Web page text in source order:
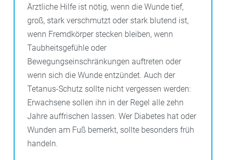
Ärztliche Hilfe ist nötig, wenn die Wunde tief,
groß, stark verschmutzt oder stark blutend ist,
wenn Fremdkörper stecken bleiben, wenn
Taubheitsgefühle oder
Bewegungseinschränkungen auftreten oder
wenn sich die Wunde entzündet. Auch der
Tetanus-Schutz sollte nicht vergessen werden:
Erwachsene sollen ihn in der Regel alle zehn
Jahre auffrischen lassen. Wer Diabetes hat oder
Wunden am Fuß bemerkt, sollte besonders früh
handeln.